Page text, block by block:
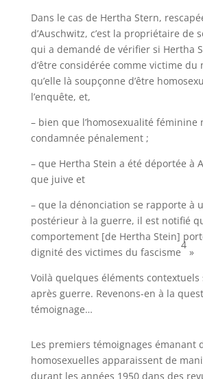
Dans le cas de Hertha Stern,
d’Auschwitz, c’est la propriétaire de
qui a demandé de vérifier si Hertha
d’être considérée comme victime du
qu’elle là soupçonne d’être
l’enquête, et,
– bien que l’homosexualité féminine
condamnée pénalement ;
– que Hertha Stein a été déportée à
que juive et
– que la dénonciation se rapporte à
postérieur à la guerre, il est notifié
comportement [de Hertha Stein]
dignité des victimes du fascisme
4
»
Voilà quelques éléments contextuels
après guerre. Revenons-en à la
témoignage…
Les premiers témoignages émanant
homosexuelles apparaissent de
durant les années 1950 dans des